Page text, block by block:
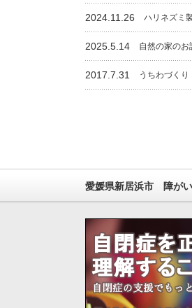
2024.11.26 ハリネズミ
2025.5.14 自然の家のお
2017.7.31 うちわづくり
愛媛県新居浜市 障が